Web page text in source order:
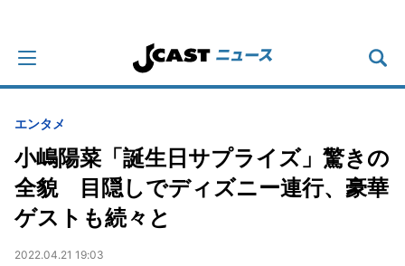
エンタメ
小嶋陽菜「誕生日サプライズ」驚きの
全貌 目隠しでディズニー連行、豪華
ゲストも続々と
2022.04.21 19:03